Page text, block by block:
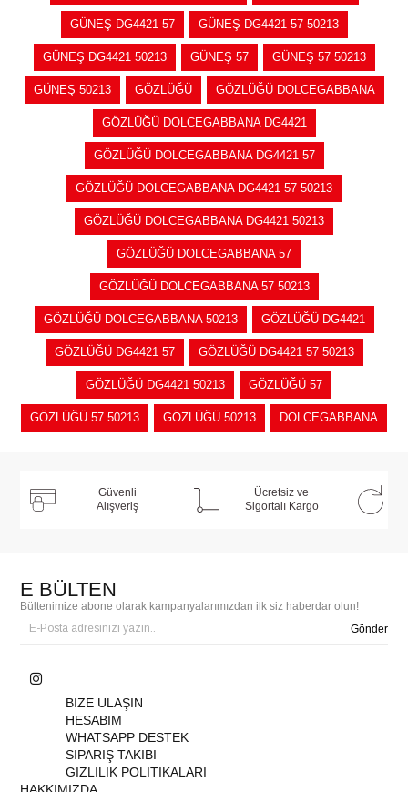
GÜNEŞ DG4421 57 GÜNEŞ DG4421 57 50213
GÜNEŞ DG4421 50213 GÜNEŞ 57 GÜNEŞ 57 50213
GÜNEŞ 50213 GÖZLÜĞÜ GÖZLÜĞÜ DOLCEGABBANA
GÖZLÜĞÜ DOLCEGABBANA DG4421
GÖZLÜĞÜ DOLCEGABBANA DG4421 57
GÖZLÜĞÜ DOLCEGABBANA DG4421 57 50213
GÖZLÜĞÜ DOLCEGABBANA DG4421 50213
GÖZLÜĞÜ DOLCEGABBANA 57
GÖZLÜĞÜ DOLCEGABBANA 57 50213
GÖZLÜĞÜ DOLCEGABBANA 50213 GÖZLÜĞÜ DG4421
GÖZLÜĞÜ DG4421 57 GÖZLÜĞÜ DG4421 57 50213
GÖZLÜĞÜ DG4421 50213 GÖZLÜĞÜ 57
GÖZLÜĞÜ 57 50213 GÖZLÜĞÜ 50213 DOLCEGABBANA
Güvenli
Alışveriş
Ücretsiz ve
Sigortalı Kargo
E BÜLTEN
Bültenimize abone olarak kampanyalarımızdan ilk siz haberdar olun!
Gönder
BIZE ULAŞIN
HESABIM
WHATSAPP DESTEK
SIPARIŞ TAKIBI
GIZLILIK POLITIKALARI